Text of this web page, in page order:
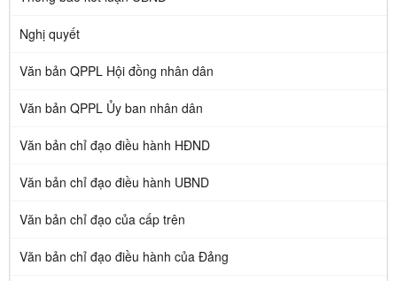
Nghị quyết
Văn bản QPPL Hội đồng nhân dân
Văn bản QPPL Ủy ban nhân dân
Văn bản chỉ đạo điều hành HĐND
Văn bản chỉ đạo điều hành UBND
Văn bản chỉ đạo của cấp trên
Văn bản chỉ đạo điều hành của Đảng